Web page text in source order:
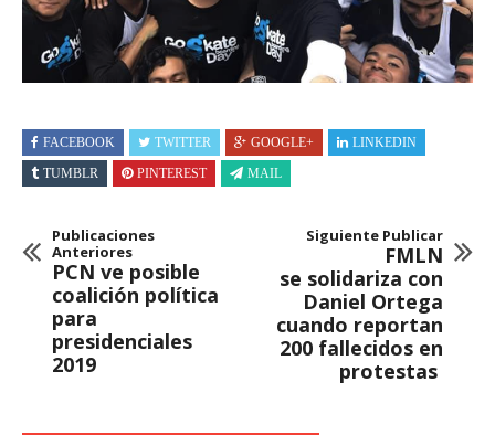
FACEBOOK TWITTER GOOGLE+
LINKEDIN
TUMBLR
PINTEREST MAIL
Publicaciones
Anteriores
PCN ve posible
coalición política
para
presidenciales
2019
Siguiente Publicar
FMLN
se solidariza con
Daniel Ortega
cuando reportan
200 fallecidos en
protestas